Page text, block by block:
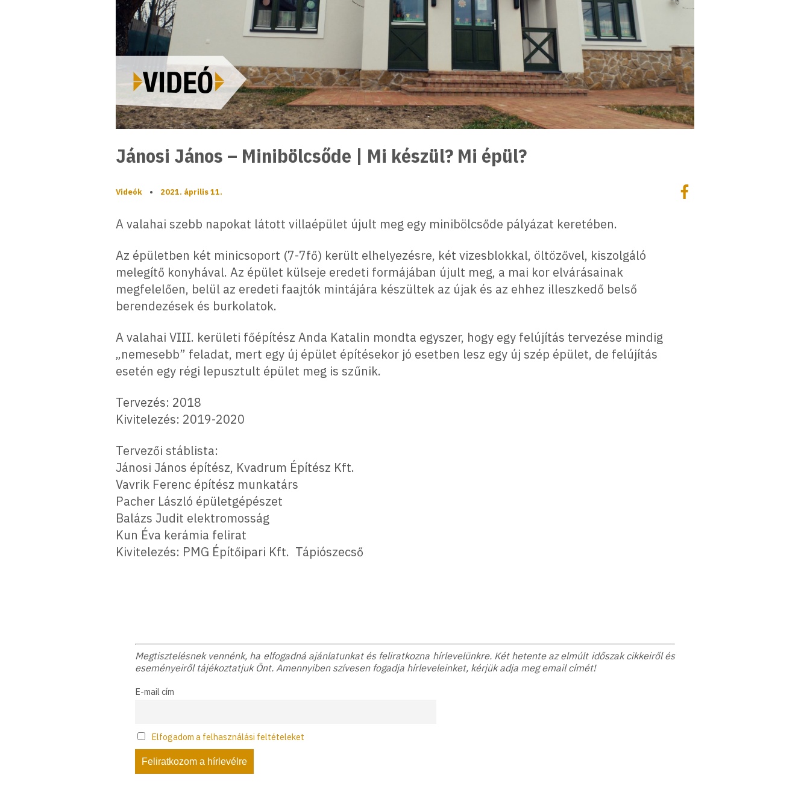
Jánosi János – Minibölcsőde | Mi készül? Mi épül?
Videók • 2021. április 11.
Megosztás
Megosztás Facebookon
A valahai szebb napokat látott villaépület újult meg egy minibölcsőde pályázat keretében.
Az épületben két minicsoport (7-7fő) került elhelyezésre, két vizesblokkal, öltözővel, kiszolgáló
melegítő konyhával. Az épület külseje eredeti formájában újult meg, a mai kor elvárásainak
megfelelően, belül az eredeti faajtók mintájára készültek az újak és az ehhez illeszkedő belső
berendezések és burkolatok.
A valahai VIII. kerületi főépítész Anda Katalin mondta egyszer, hogy egy felújítás tervezése mindig
„nemesebb” feladat, mert egy új épület építésekor jó esetben lesz egy új szép épület, de felújítás
esetén egy régi lepusztult épület meg is szűnik.
Tervezés: 2018
Kivitelezés: 2019-2020
Tervezői stáblista:
Jánosi János építész, Kvadrum Építész Kft.
Vavrik Ferenc építész munkatárs
Pacher László épületgépészet
Balázs Judit elektromosság
Kun Éva kerámia felirat
Kivitelezés: PMG Építőipari Kft. Tápiószecső
Megtisztelésnek vennénk, ha elfogadná ajánlatunkat és feliratkozna hírlevelünkre. Két hetente az elmúlt időszak cikkeiről és
eseményeiről tájékoztatjuk Önt. Amennyiben szívesen fogadja hírleveleinket, kérjük adja meg email címét!
E-mail cím
Elfogadom a felhasználási feltételeket